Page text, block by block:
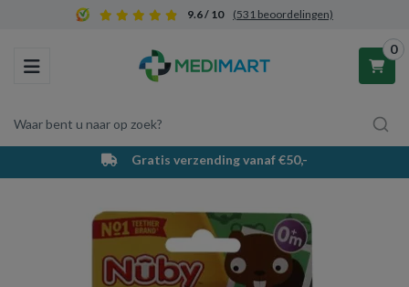
9.6 / 10 (531 beoordelingen)
Toggle navigation
Waar bent u naar op zoek?
0
Winkelwagen
Uw winkelwagen is leeg.
Vul hem met producten.
Gratis verzending vanaf €50,-